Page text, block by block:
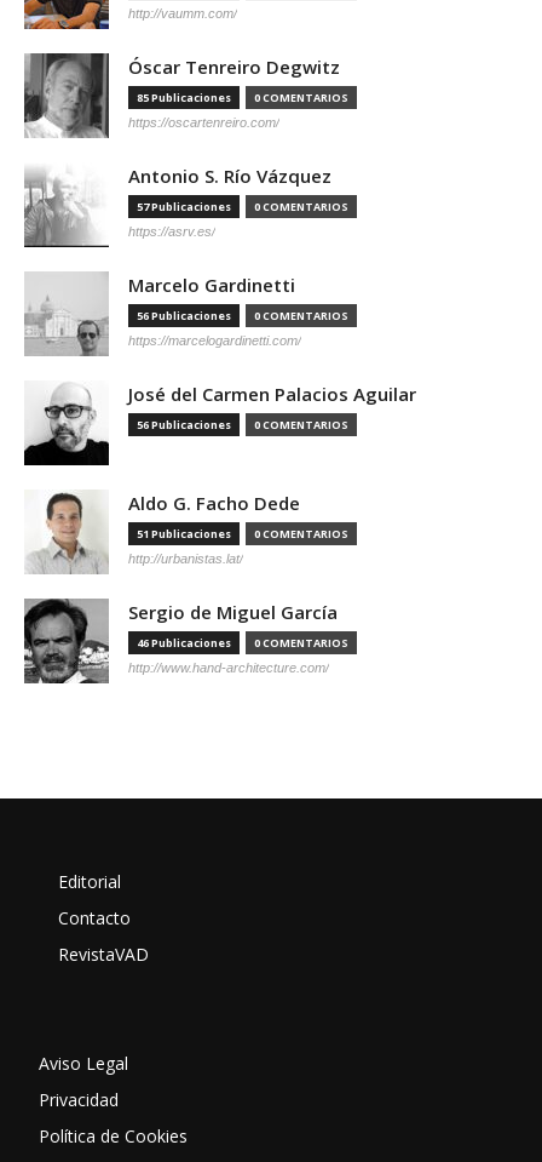
http://vaumm.com/
Óscar Tenreiro Degwitz
85 Publicaciones 0 COMENTARIOS
https://oscartenreiro.com/
Antonio S. Río Vázquez
57 Publicaciones 0 COMENTARIOS
https://asrv.es/
Marcelo Gardinetti
56 Publicaciones 0 COMENTARIOS
https://marcelogardinetti.com/
José del Carmen Palacios Aguilar
56 Publicaciones 0 COMENTARIOS
Aldo G. Facho Dede
51 Publicaciones 0 COMENTARIOS
http://urbanistas.lat/
Sergio de Miguel García
46 Publicaciones 0 COMENTARIOS
http://www.hand-architecture.com/
Editorial
Contacto
RevistaVAD
Aviso Legal
Privacidad
Política de Cookies